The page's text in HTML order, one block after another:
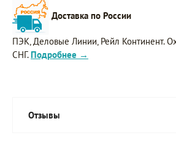
Доставка по России
ПЭК, Деловые Линии, Рейл Континент.
СНГ. Подробнее →
Отзывы